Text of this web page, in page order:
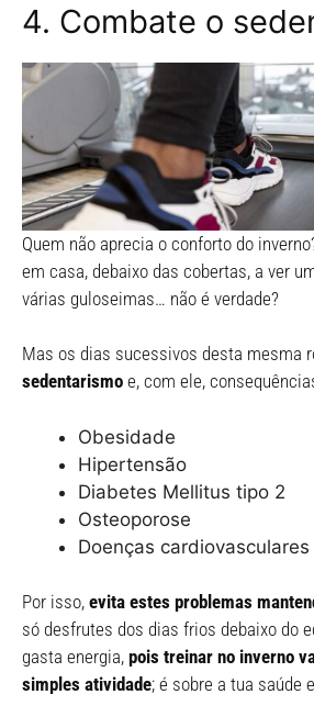
4. Combate o
Quem não aprecia o conforto do
em casa, debaixo das cobertas, a ver
várias guloseimas… não é verdade?
Mas os dias sucessivos desta mesma
sedentarismo e, com ele,
Obesidade
Hipertensão
Diabetes Mellitus tipo 2
Osteoporose
Doenças cardiovasculares
Por isso, evita estes problemas
só desfrutes dos dias frios debaixo do
gasta energia, pois treinar no inverno
simples atividade; é sobre a tua saúde